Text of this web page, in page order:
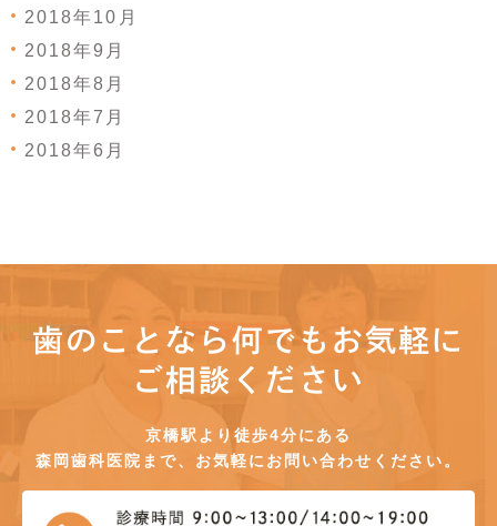
2018年10月
2018年9月
2018年8月
2018年7月
2018年6月
歯のことなら何でもお気軽に
ご相談ください
京橋駅より徒歩4分にある
森岡歯科医院まで、お気軽にお問い合わせください。